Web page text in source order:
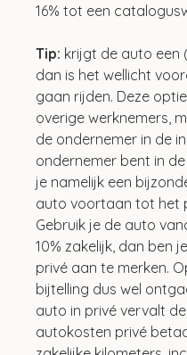
16% tot een
Tip: krijgt de auto een
dan is het wellicht
gaan rijden. Deze
overige werknemers,
de ondernemer in de
ondernemer bent in
je namelijk een
auto voortaan tot het
Gebruik je de auto
10% zakelijk, dan ben
privé aan te merken.
bijtelling dus wel
auto in privé vervalt
autokosten privé